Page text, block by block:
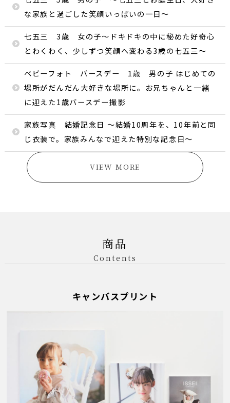
な家族と過ごした笑顔いっぱいの一日〜
七五三 3歳 女の子〜ドキドキの中に秘めた好奇心
とわくわく、少しずつ笑顔へ変わる3歳の七五三〜
ベビーフォト バースデー 1歳 男の子 はじめての
場所がだんだん大好きな場所に。お兄ちゃんと一緒
に迎えた1歳バースデー撮影
家族写真 結婚記念日 〜結婚10周年を、10年前と同
じ衣装で。家族みんなで迎えた特別な記念日〜
VIEW MORE
商品
Contents
キャンバスプリント